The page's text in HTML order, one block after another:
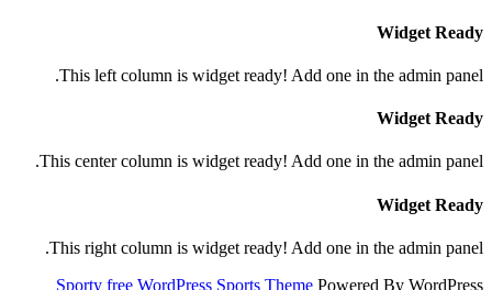
Widget Ready
This left column is widget ready! Add one in the admin panel.
Widget Ready
This center column is widget ready! Add one in the admin panel.
Widget Ready
This right column is widget ready! Add one in the admin panel.
Sporty free WordPress Sports Theme Powered By WordPress